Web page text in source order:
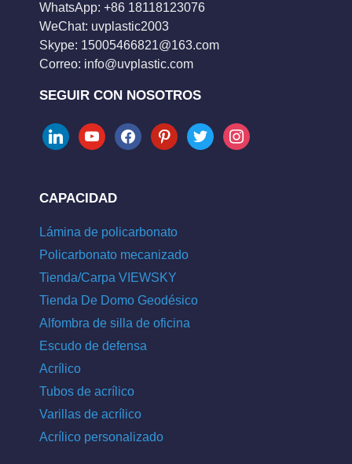
WhatsApp: +86 18118123076
WeChat: uvplastic2003
Skype: 15005466821@163.com
Correo: info@uvplastic.com
SEGUIR CON NOSOTROS
linkedinyoutubefacebookpinteresttwitter instagram
CAPACIDAD
Lámina de policarbonato
Policarbonato mecanizado
Tienda/Carpa VIEWSKY
Tienda De Domo Geodésico
Alfombra de silla de oficina
Escudo de defensa
Acrílico
Tubos de acrílico
Varillas de acrílico
Acrílico personalizado